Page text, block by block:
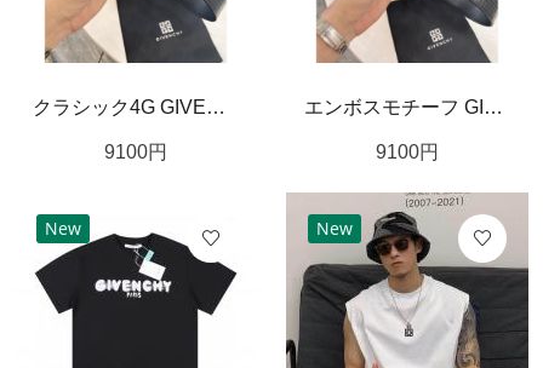
クラシック4G GIVENCHY ジバンシィ コピー ベルト ブラック×ゴールド配色 型押しデザイン コーデ映えする存在感演出
9100円
エンボスモチーフ GIVENCHY ジバンシィ コピー レザーベルト ブラックベース 4Gバックルアクセント モード感漂うスタイル
9100円
New New